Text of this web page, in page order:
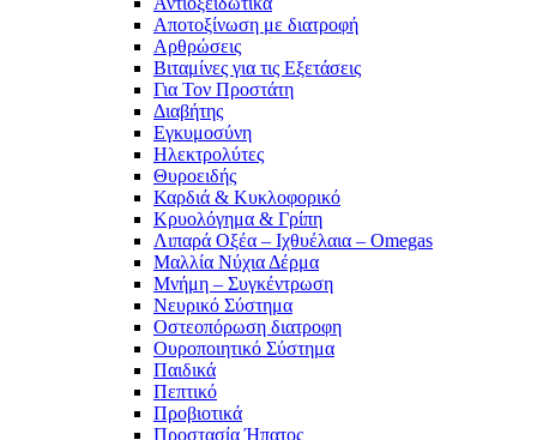
Αποτοξίνωση με διατροφή
Αρθρώσεις
Βιταμίνες για τις Εξετάσεις
Για Τον Προστάτη
Διαβήτης
Εγκυμοσύνη
Ηλεκτρολύτες
Θυροειδής
Καρδιά & Κυκλοφορικό
Κρυολόγημα & Γρίπη
Λιπαρά Οξέα – Ιχθυέλαια – Omegas
Μαλλία Νύχια Δέρμα
Μνήμη – Συγκέντρωση
Νευρικό Σύστημα
Οστεοπόρωση διατροφη
Ουροποιητικό Σύστημα
Παιδικά
Πεπτικό
Προβιοτικά
Προστασία Ήπατος